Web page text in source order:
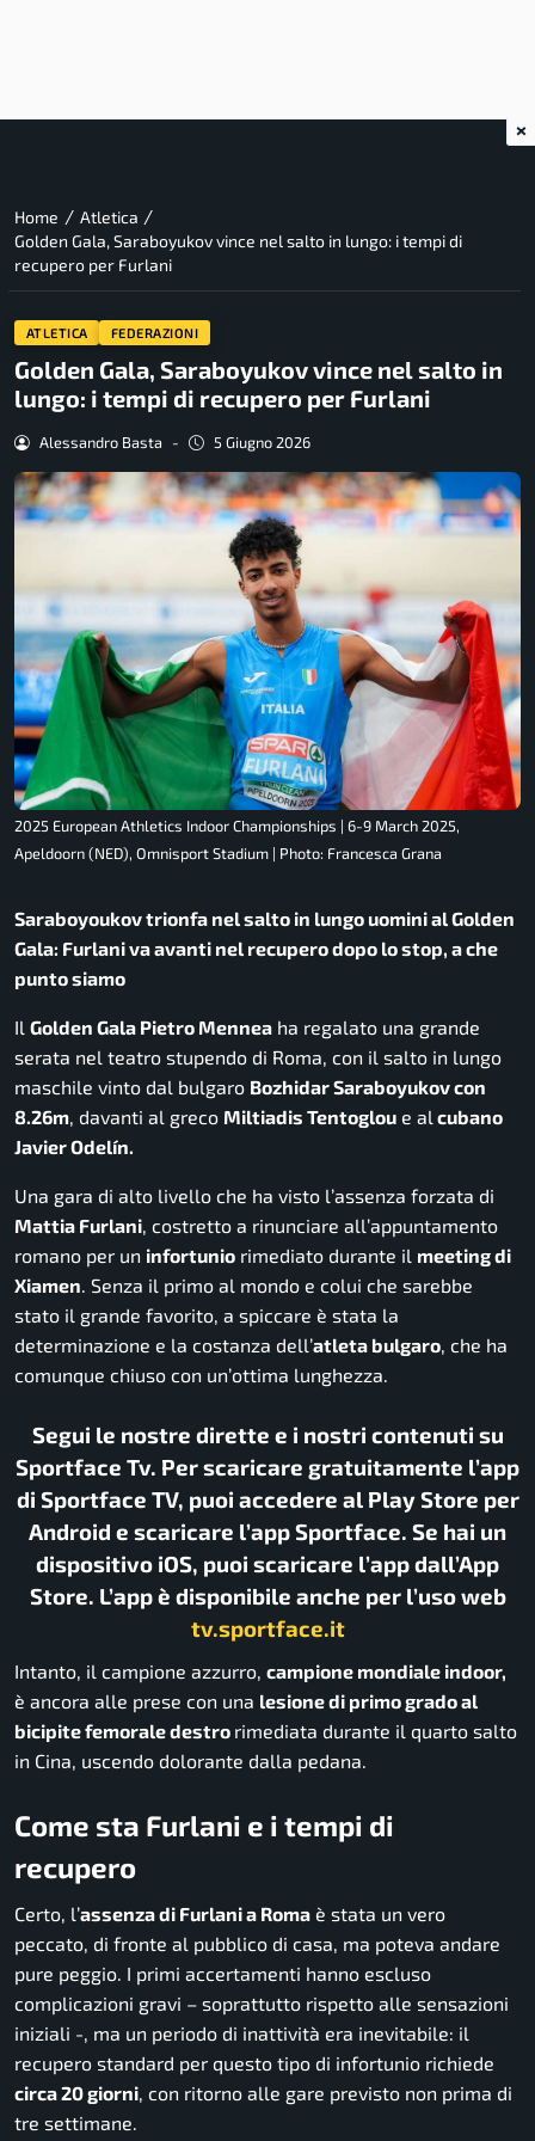
Home / Atletica /
Golden Gala, Saraboyukov vince nel salto in lungo: i tempi di
recupero per Furlani
ATLETICA FEDERAZIONI
Golden Gala, Saraboyukov vince nel salto in
lungo: i tempi di recupero per Furlani
Alessandro Basta - 5 Giugno 2026
2025 European Athletics Indoor Championships | 6-9 March 2025,
Apeldoorn (NED), Omnisport Stadium | Photo: Francesca Grana
Saraboyoukov trionfa nel salto in lungo uomini al Golden
Gala: Furlani va avanti nel recupero dopo lo stop, a che
punto siamo
Il Golden Gala Pietro Mennea ha regalato una grande
serata nel teatro stupendo di Roma, con il salto in lungo
maschile vinto dal bulgaro Bozhidar Saraboyukov con
8.26m, davanti al greco Miltiadis Tentoglou e al cubano
Javier Odelín.
Una gara di alto livello che ha visto l’assenza forzata di
Mattia Furlani, costretto a rinunciare all’appuntamento
romano per un infortunio rimediato durante il meeting di
Xiamen. Senza il primo al mondo e colui che sarebbe
stato il grande favorito, a spiccare è stata la
determinazione e la costanza dell’atleta bulgaro, che ha
comunque chiuso con un’ottima lunghezza.
Segui le nostre dirette e i nostri contenuti su
Sportface Tv. Per scaricare gratuitamente l’app
di Sportface TV, puoi accedere al Play Store per
Android e scaricare l’app Sportface. Se hai un
dispositivo iOS, puoi scaricare l’app dall’App
Store. L’app è disponibile anche per l’uso web
tv.sportface.it
Intanto, il campione azzurro, campione mondiale indoor,
è ancora alle prese con una lesione di primo grado al
bicipite femorale destro rimediata durante il quarto salto
in Cina, uscendo dolorante dalla pedana.
Come sta Furlani e i tempi di
recupero
Certo, l’assenza di Furlani a Roma è stata un vero
peccato, di fronte al pubblico di casa, ma poteva andare
pure peggio. I primi accertamenti hanno escluso
complicazioni gravi – soprattutto rispetto alle sensazioni
iniziali -, ma un periodo di inattività era inevitabile: il
recupero standard per questo tipo di infortunio richiede
circa 20 giorni, con ritorno alle gare previsto non prima di
tre settimane.
×